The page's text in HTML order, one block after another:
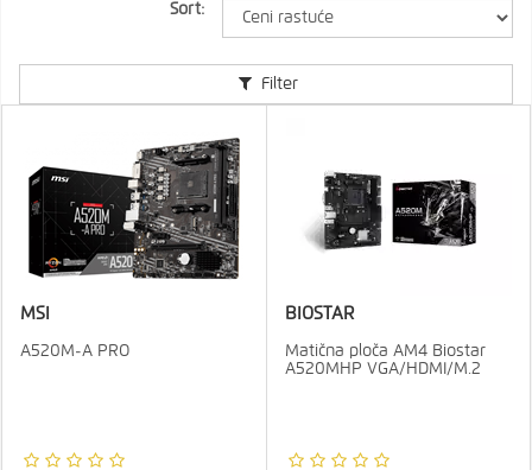
Sort:
Filter
MSI
A520M-A PRO
BIOSTAR
Matična ploča AM4 Biostar
A520MHP VGA/HDMI/M.2